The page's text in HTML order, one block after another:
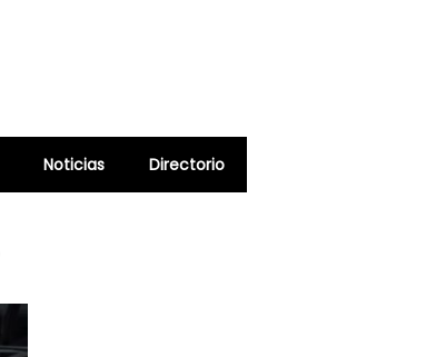
Noticias Directorio